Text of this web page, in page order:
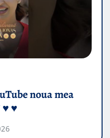
noua mea
♥️ ♥️